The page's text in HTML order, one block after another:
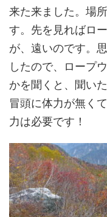
来た来ました。場
す。先を見ればロ
が、遠いのです。
したので、ロープ
かを聞くと、聞い
冒頭に体力が無く
力は必要です！